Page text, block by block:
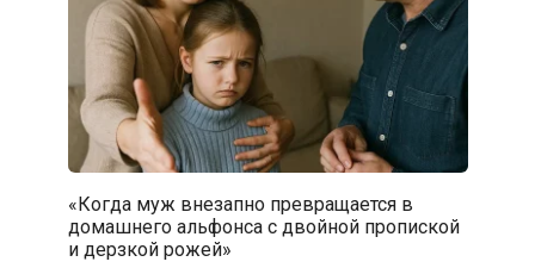
«Когда муж внезапно превращается в
домашнего альфонса с двойной пропиской
и дерзкой рожей»